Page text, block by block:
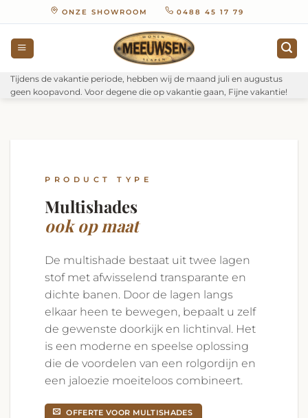
naar
inhoud
ONZE SHOWROOM 0488 45 17 79
Tijdens de vakantie periode, hebben wij de maand juli en augustus
geen koopavond. Voor degene die op vakantie gaan, Fijne vakantie!
PRODUCT TYPE
Multishades
ook op maat
De multishade bestaat uit twee lagen
stof met afwisselend transparante en
dichte banen. Door de lagen langs
elkaar heen te bewegen, bepaalt u zelf
de gewenste doorkijk en lichtinval. Het
is een moderne en speelse oplossing
die de voordelen van een rolgordijn en
een jaloezie moeiteloos combineert.
OFFERTE VOOR MULTISHADES